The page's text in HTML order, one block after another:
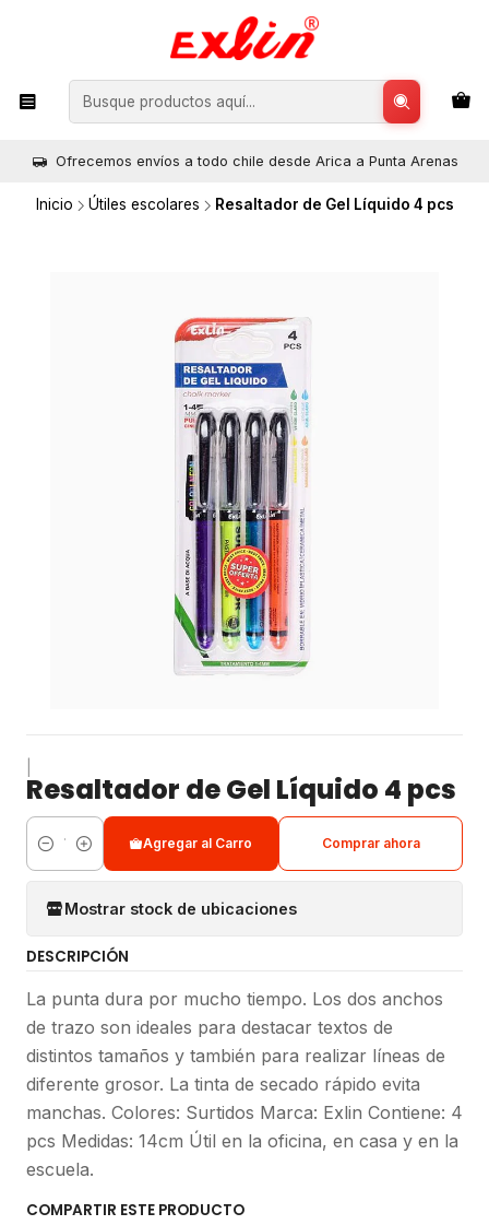
Ofrecemos envíos a todo chile desde Arica a Punta Arenas
Inicio Útiles escolares Resaltador de Gel Líquido 4 pcs
Resaltador de Gel Líquido 4 pcs
Cantidad
Agregar al Carro Comprar ahora
Mostrar stock de ubicaciones
DESCRIPCIÓN
La punta dura por mucho tiempo. Los dos anchos
de trazo son ideales para destacar textos de
distintos tamaños y también para realizar líneas de
diferente grosor. La tinta de secado rápido evita
manchas. Colores: Surtidos Marca: Exlin Contiene: 4
pcs Medidas: 14cm Útil en la oficina, en casa y en la
escuela.
COMPARTIR ESTE PRODUCTO